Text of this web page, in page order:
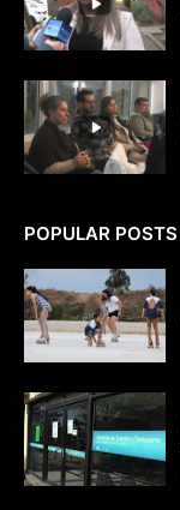
POPULAR POSTS